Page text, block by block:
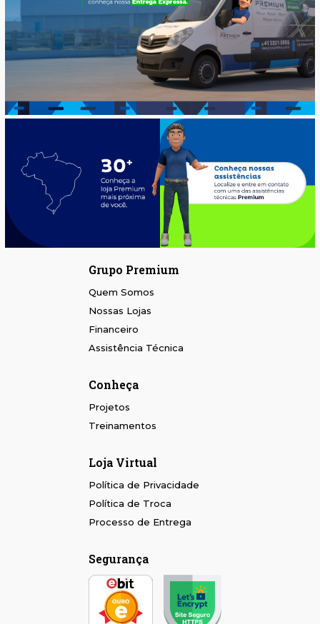
Grupo Premium
Quem Somos
Nossas Lojas
Financeiro
Assistência Técnica
Conheça
Projetos
Treinamentos
Loja Virtual
Política de Privacidade
Política de Troca
Processo de Entrega
Segurança